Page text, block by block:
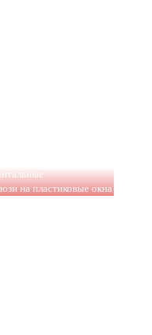
на пластиковые окна